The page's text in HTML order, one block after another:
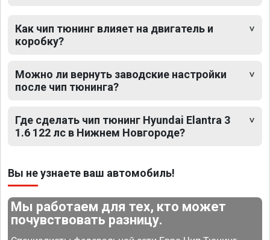
Как чип тюнинг влияет на двигатель и
коробку?
Можно ли вернуть заводские настройки
после чип тюнинга?
Где сделать чип тюнинг Hyundai Elantra 3
1.6 122 лс в Нижнем Новгороде?
Вы не узнаете ваш автомобиль!
Мы работаем для тех, кто может
почувствовать разницу.